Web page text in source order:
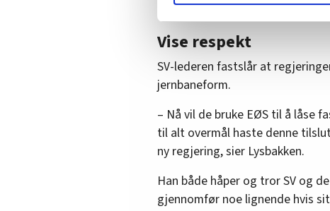
Vise respekt
SV-lederen fastslår at
jernbaneform.
– Nå vil de bruke EØS til å låse
til alt overmål haste denne
ny regjering, sier Lysbakken.
Han både håper og tror SV og
gjennomfør noe lignende hvis